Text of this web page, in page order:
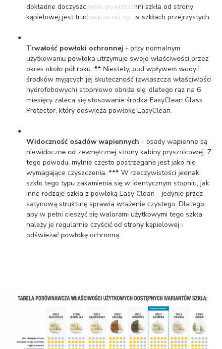
dokładne doczyszczenie powierzchni szkła od strony
kąpielowej jest trudniejsze niż np. w szkłach przejrzystych.
Trwałość powłoki ochronnej - przy normalnym
użytkowaniu powłoka utrzymuje swoje właściwości przez
okres około pół roku. ** Niestety, pod wpływem wody i
środków myjących jej skuteczność (zwłaszcza właściwości
hydrofobowych) stopniowo obniża się, dlatego raz na 6
miesięcy zaleca się stosowanie środka EasyClean Glass
Protector, który odświeża powłokę EasyClean.
Widoczność osadów wapiennych - osady wapienne są
niewidoczne od zewnętrznej strony kabiny prysznicowej. Z
tego powodu, mylnie często postrzegane jest jako nie
wymagające czyszczenia. *** W rzeczywistości jednak,
szkło tego typu zakamienia się w identycznym stopniu, jak
inne rodzaje szkła z powłoką Easy Clean - jedynie przez
satynową strukturę sprawia wrażenie czystego. Dlatego,
aby w pełni cieszyć się walorami użytkowymi tego szkła
należy je regularnie czyścić od strony kąpielowej i
odświeżać powłokę ochronną.